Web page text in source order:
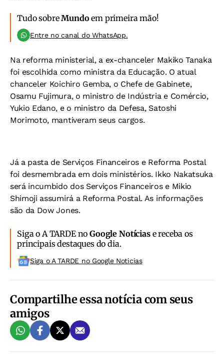
Tudo sobreMundo em primeira mão!
Entre no canal do WhatsApp.
Na reforma ministerial, a ex-chanceler Makiko Tanaka
foi escolhida como ministra da Educação. O atual
chanceler Koichiro Gemba, o Chefe de Gabinete,
Osamu Fujimura, o ministro de Indústria e Comércio,
Yukio Edano, e o ministro da Defesa, Satoshi
Morimoto, mantiveram seus cargos.
Já a pasta de Serviços Financeiros e Reforma Postal
foi desmembrada em dois ministérios. Ikko Nakatsuka
será incumbido dos Serviços Financeiros e Mikio
Shimoji assumirá a Reforma Postal. As informações
são da Dow Jones.
Siga o A TARDE noGoogle Notíciase receba os
principais destaques do dia.
Siga o A TARDE no Google Noticias
Compartilhe essa notícia com seus
amigos